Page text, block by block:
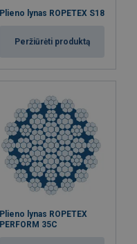
Plieno lynas ROPETEX S18
Peržiūrėti produktą
Plieno lynas ROPETEX
PERFORM 35C